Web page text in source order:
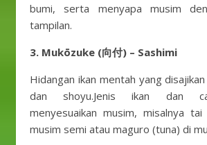
bumi, serta menyapa musim
tampilan.
3. Mukōzuke (向付) – Sashimi
Hidangan ikan mentah yang
dan shoyu.Jenis ikan dan
menyesuaikan musim, misalnya
musim semi atau maguro (tuna) di